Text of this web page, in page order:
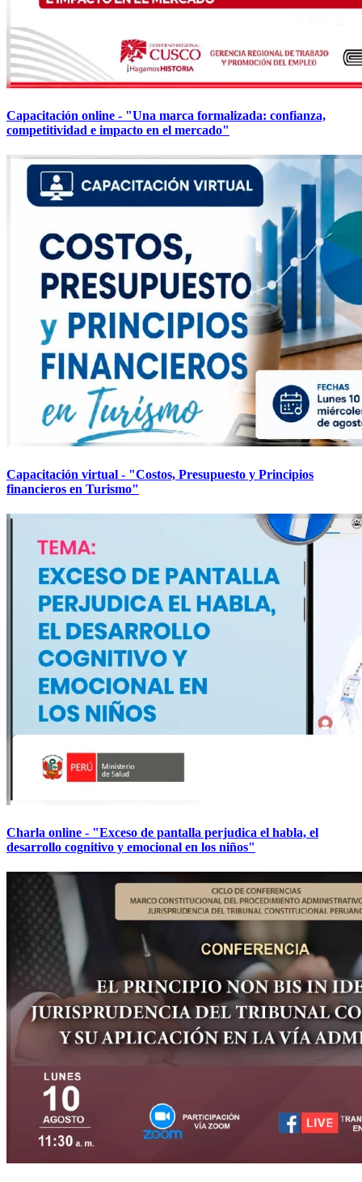
Capacitación online - "Una marca formalizada: confianza,
competitividad e impacto en el mercado"
Capacitación virtual - "Costos, Presupuesto y Principios
financieros en Turismo"
Charla online - "Exceso de pantalla perjudica el habla, el
desarrollo cognitivo y emocional en los niños"